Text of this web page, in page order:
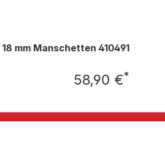
mm Manschetten 410491
58,90 €*